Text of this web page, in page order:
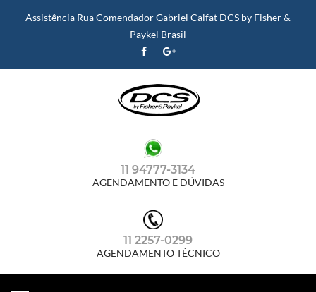
Assistência Rua Comendador Gabriel Calfat DCS by Fisher &
Paykel Brasil
11 94777-3134
AGENDAMENTO E DÚVIDAS
11 2257-0299
AGENDAMENTO TÉCNICO